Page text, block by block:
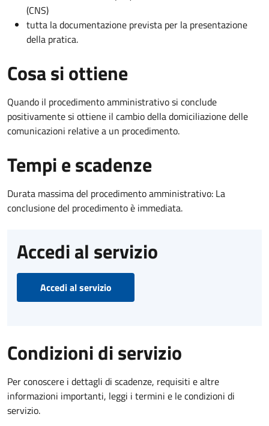
(CNS)
tutta la documentazione prevista per la presentazione
della pratica.
Cosa si ottiene
Quando il procedimento amministrativo si conclude
positivamente si ottiene il cambio della domiciliazione delle
comunicazioni relative a un procedimento.
Tempi e scadenze
Durata massima del procedimento amministrativo: La
conclusione del procedimento è immediata.
Accedi al servizio
Accedi al servizio
Condizioni di servizio
Per conoscere i dettagli di scadenze, requisiti e altre
informazioni importanti, leggi i termini e le condizioni di
servizio.